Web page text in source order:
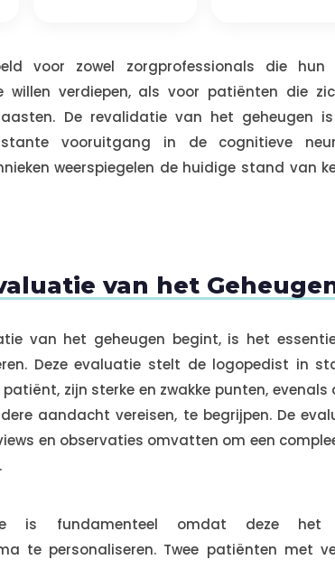
voor zowel zorgprofessionals die hun
willen verdiepen, als voor patiënten die
De revalidatie van het geheugen
vooruitgang in de cognitieve
weerspiegelen de huidige stand van
van het
van het geheugen begint, is het
Deze evaluatie stelt de logopedist in
zijn sterke en zwakke punten, evenals
aandacht vereisen, te begrijpen. De
en observaties omvatten om een
is fundamenteel omdat deze
te personaliseren. Twee patiënten met